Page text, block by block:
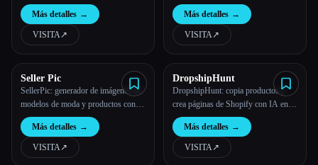
electrónico
Más detalles →
VISITA↗︎
Más detalles →
VISITA↗︎
Seller Pic
SellerPic: generador de imágenes de
modelos de moda y productos con
IA
Más detalles →
VISITA↗︎
DropshipHunt
DropshipHunt: copia productos y
crea páginas de Shopify con IA en 1
clic
Más detalles →
VISITA↗︎